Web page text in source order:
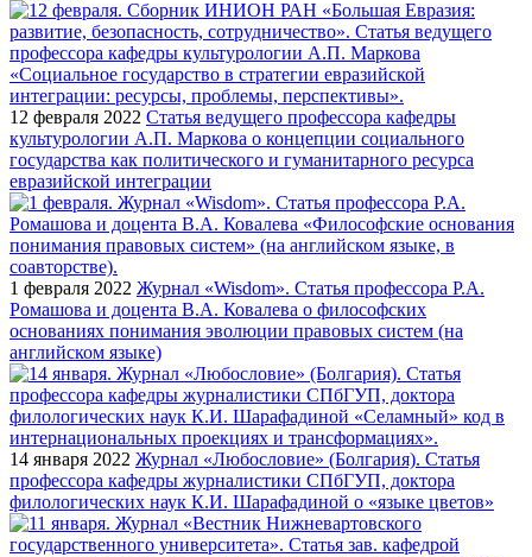
12 февраля 2022 Статья ведущего профессора кафедры
культурологии А.П. Маркова о концепции социального
государства как политического и гуманитарного ресурса
евразийской интеграции
1 февраля 2022 Журнал «Wisdom». Статья профессора Р.А.
Ромашова и доцента В.А. Ковалева о философских
основаниях понимания эволюции правовых систем (на
английском языке)
14 января 2022 Журнал «Любословие» (Болгария). Статья
профессора кафедры журналистики СПбГУП, доктора
филологических наук К.И. Шарафадиной о «языке цветов»